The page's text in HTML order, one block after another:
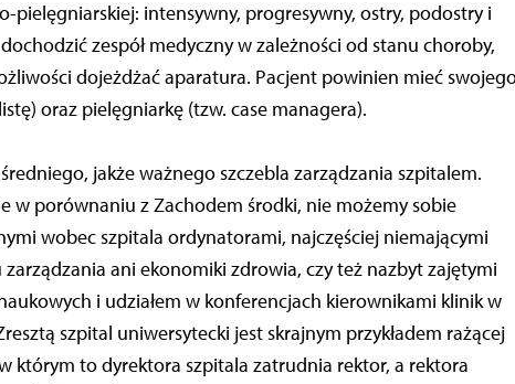
pielęgniarskiej: intensywny, progresywny, ostry, podostry i
zespół medyczny w zależności od stanu choroby,
dojeżdżać aparatura. Pacjent powinien mieć
oraz pielęgniarkę (tzw. case managera).
jakże ważnego szczebla zarządzania szpitalem.
w porównaniu z Zachodem środki, nie możemy sobie
wobec szpitala ordynatorami, najczęściej niemającymi
ani ekonomiki zdrowia, czy też nazbyt zajętymi
i udziałem w konferencjach kierownikami klinik w
szpital uniwersytecki jest skrajnym przykładem rażącej
którym to dyrektora szpitala zatrudnia rektor, a rektora